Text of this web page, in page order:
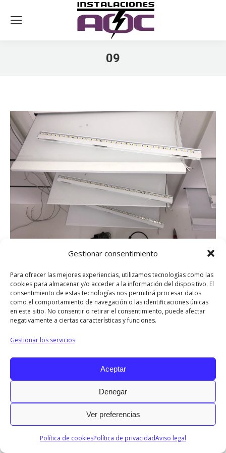
Gestionar consentimiento
Para ofrecer las mejores experiencias, utilizamos tecnologías como las
cookies para almacenar y/o acceder a la información del dispositivo. El
consentimiento de estas tecnologías nos permitirá procesar datos
como el comportamiento de navegación o las identificaciones únicas
en este sitio. No consentir o retirar el consentimiento, puede afectar
negativamente a ciertas características y funciones.
Gestionar los servicios
Aceptar
Denegar
Ver preferencias
Política de cookiesPolítica de privacidadAviso legal
09
Compartir
Share
on
Share
on
Share
on
Share
on
Share
Menu INFO
Diseñado por © Ondiseño.com 2017